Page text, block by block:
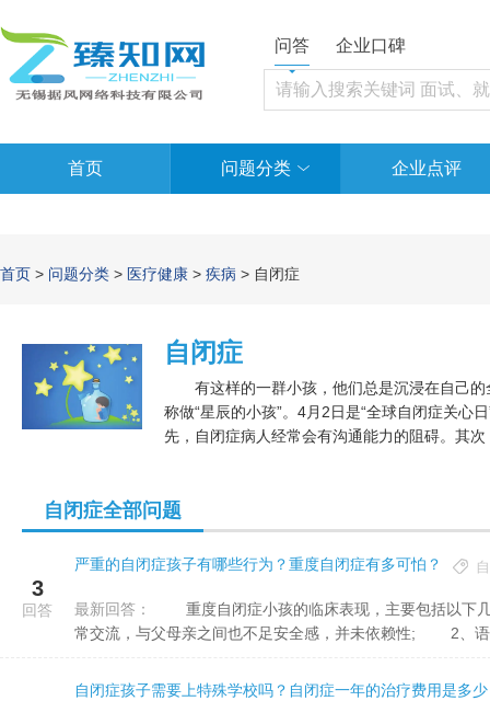
问答 企业口碑
首页 问题分类 企业点评
首页 > 问题分类 > 医疗健康 > 疾病 > 自闭症
自闭症
有这样的一群小孩，他们总是沉浸在自己的
称做“星辰的小孩”。4月2日是“全球自闭症关心
先，自闭症病人经常会有沟通能力的阻碍。其
自闭症全部问题
3
回答
严重的自闭症孩子有哪些行为？重度自闭症有多可怕？
最新回答：
常交流，与父母亲之间也不足安全感，并未依赖性; 2、
自闭症孩子需要上特殊学校吗？自闭症一年的治疗费用是多